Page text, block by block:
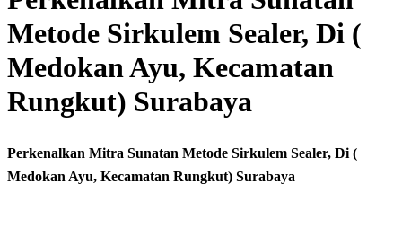
Metode Sirkulem Sealer, Di (
Medokan Ayu, Kecamatan
Rungkut) Surabaya
Perkenalkan Mitra Sunatan Metode Sirkulem Sealer, Di (
Medokan Ayu, Kecamatan Rungkut) Surabaya